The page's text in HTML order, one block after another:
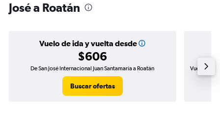
José a Roatán
Vuelo de ida y vuelta desde
$606
De San José Internacional Juan Santamaría a Roatán
Buscar ofertas
Vuelo de